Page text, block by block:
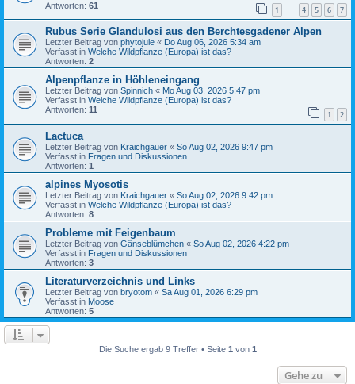
Antworten: 61 1 4 5 6 7
Rubus Serie Glandulosi aus den Berchtesgadener Alpen
Letzter Beitrag von phytojule « Do Aug 06, 2026 5:34 am
Verfasst in Welche Wildpflanze (Europa) ist das?
Antworten: 2
Alpenpflanze in Höhleneingang
Letzter Beitrag von Spinnich « Mo Aug 03, 2026 5:47 pm
Verfasst in Welche Wildpflanze (Europa) ist das?
Antworten: 11 1 2
Lactuca
Letzter Beitrag von Kraichgauer « So Aug 02, 2026 9:47 pm
Verfasst in Fragen und Diskussionen
Antworten: 1
alpines Myosotis
Letzter Beitrag von Kraichgauer « So Aug 02, 2026 9:42 pm
Verfasst in Welche Wildpflanze (Europa) ist das?
Antworten: 8
Probleme mit Feigenbaum
Letzter Beitrag von Gänseblümchen « So Aug 02, 2026 4:22 pm
Verfasst in Fragen und Diskussionen
Antworten: 3
Literaturverzeichnis und Links
Letzter Beitrag von bryotom « Sa Aug 01, 2026 6:29 pm
Verfasst in Moose
Antworten: 5
Die Suche ergab 9 Treffer • Seite 1 von 1
Gehe zu